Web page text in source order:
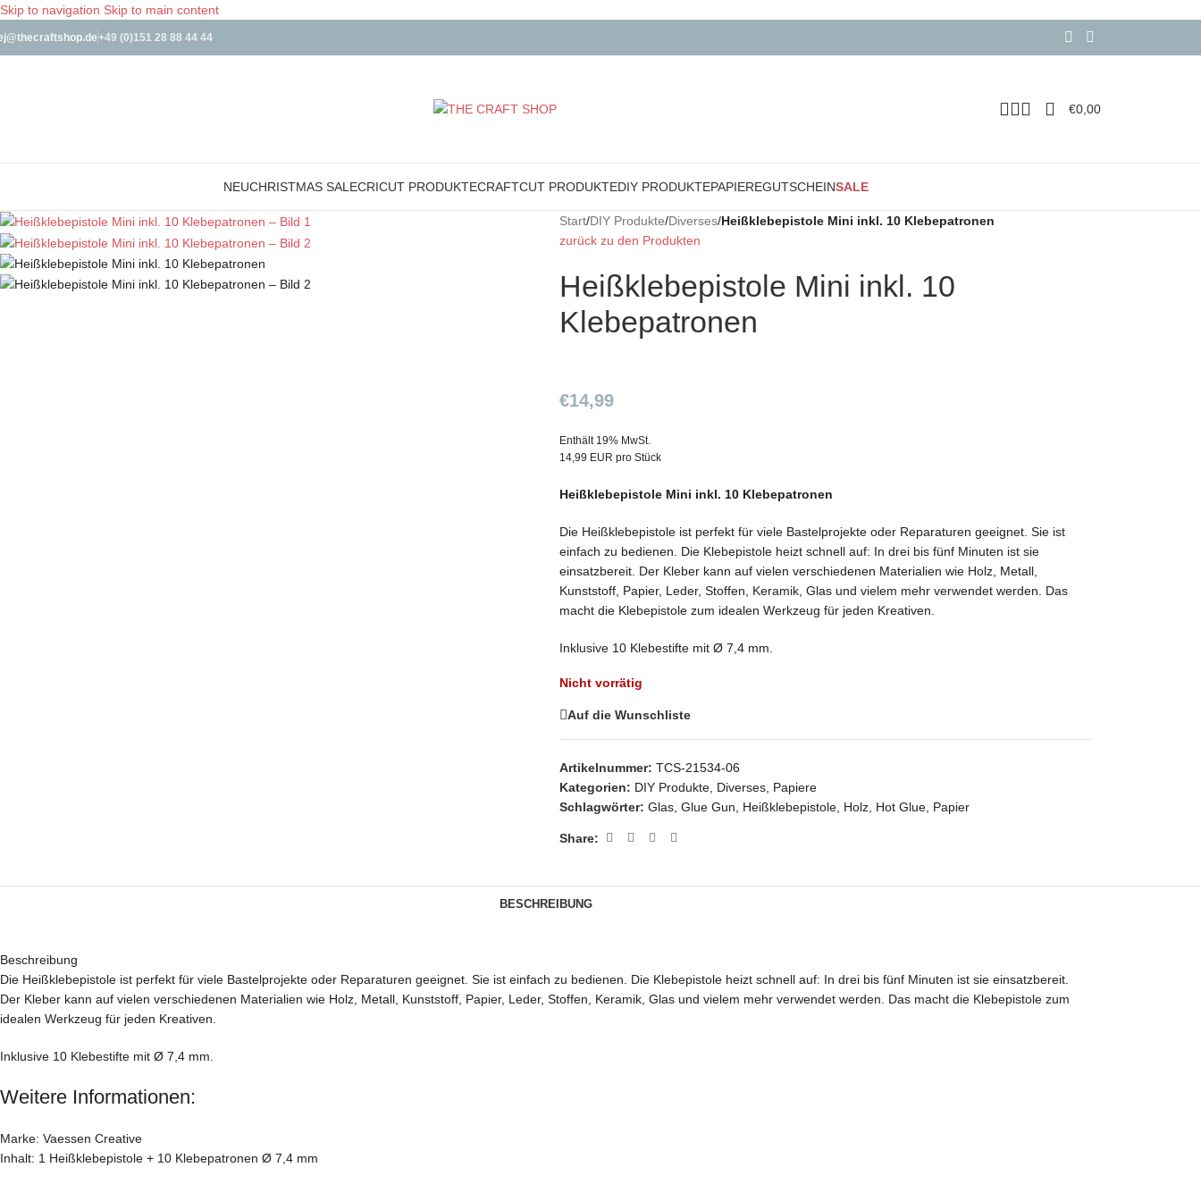
Skip to navigation Skip to main content
+49 (0)151 28 88 44 44
€0,00
NEUCHRISTMAS SALECRICUT PRODUKTECRAFTCUT PRODUKTEDIY PRODUKTEPAPIEREGUTSCHEINSALE
nicht vorrätig
Start/DIY Produkte/Diverses/Heißklebepistole Mini inkl. 10 Klebepatronen
zurück zu den Produkten
Heißklebepistole Mini inkl. 10
Klebepatronen
€14,99
Enthält 19% MwSt.
14,99 EUR pro Stück
Heißklebepistole Mini inkl. 10 Klebepatronen
Die Heißklebepistole ist perfekt für viele Bastelprojekte oder Reparaturen geeignet. Sie ist
einfach zu bedienen. Die Klebepistole heizt schnell auf: In drei bis fünf Minuten ist sie
einsatzbereit. Der Kleber kann auf vielen verschiedenen Materialien wie Holz, Metall,
Kunststoff, Papier, Leder, Stoffen, Keramik, Glas und vielem mehr verwendet werden. Das
macht die Klebepistole zum idealen Werkzeug für jeden Kreativen.
Inklusive 10 Klebestifte mit Ø 7,4 mm.
Nicht vorrätig
Auf die Wunschliste
Artikelnummer: TCS-21534-06
Kategorien: DIY Produkte, Diverses, Papiere
Schlagwörter: Glas, Glue Gun Heißklebepistole, Holz, Hot Glue, Papier
Share:
BESCHREIBUNG
Beschreibung
Die Heißklebepistole ist perfekt für viele Bastelprojekte oder Reparaturen geeignet. Sie ist einfach zu bedienen. Die Klebepistole heizt schnell auf: In drei bis fünf Minuten ist sie einsatzbereit.
Der Kleber kann auf vielen verschiedenen Materialien wie Holz, Metall, Kunststoff, Papier, Leder, Stoffen, Keramik, Glas und vielem mehr verwendet werden. Das macht die Klebepistole zum
idealen Werkzeug für jeden Kreativen.
Inklusive 10 Klebestifte mit Ø 7,4 mm.
Weitere Informationen:
Marke: Vaessen Creative
Inhalt: 1 Heißklebepistole + 10 Klebepatronen Ø 7,4 mm